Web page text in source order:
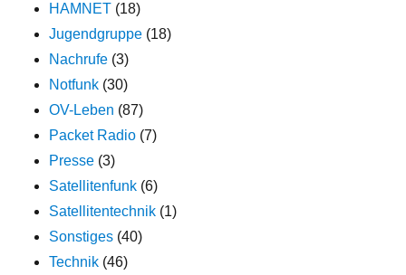
HAMNET (18)
Jugendgruppe (18)
Nachrufe (3)
Notfunk (30)
OV-Leben (87)
Packet Radio (7)
Presse (3)
Satellitenfunk (6)
Satellitentechnik (1)
Sonstiges (40)
Technik (46)